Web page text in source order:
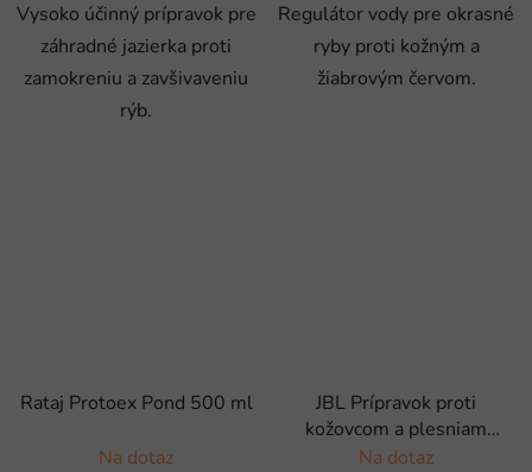
Vysoko účinný prípravok pre
záhradné jazierka proti
zamokreniu a zavšivaveniu
rýb.
Regulátor vody pre okrasné
ryby proti kožným a
žiabrovým červom.
Rataj Protoex Pond 500 ml
Na dotaz
JBL Prípravok proti
kožovcom a plesniam
MedoPond Plus, 500ml
Na dotaz